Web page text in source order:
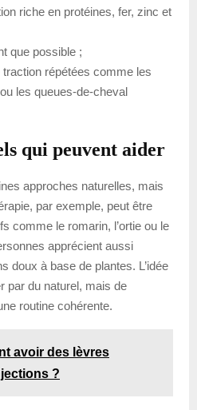
riche en protéines, fer, zinc et
que possible ;
répétées comme les
les queues-de-cheval
qui peuvent aider
approches naturelles, mais
par exemple, peut être
comme le romarin, l’ortie ou le
apprécient aussi
doux à base de plantes. L’idée
par du naturel, mais de
routine cohérente.
avoir des lèvres
?